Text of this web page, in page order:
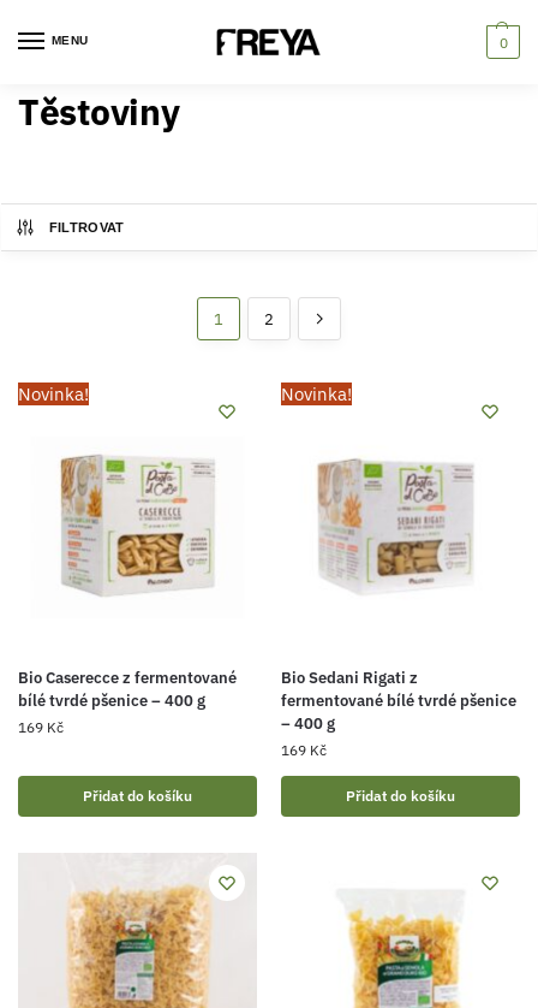
MENU 0
Těstoviny
FILTROVAT
1 2
Novinka!
Bio Caserecce z fermentované
bílé tvrdé pšenice – 400 g
169 Kč
Přidat do košíku
Novinka!
Bio Sedani Rigati z
fermentované bílé tvrdé pšenice
– 400 g
169 Kč
Přidat do košíku